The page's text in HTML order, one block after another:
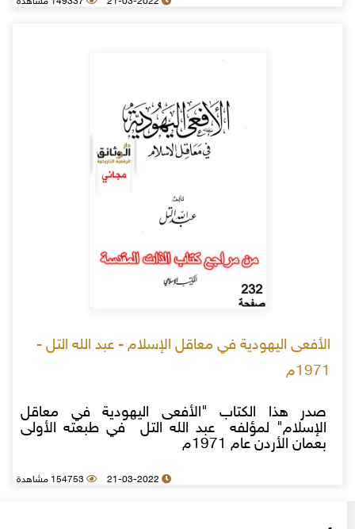
الأفعى اليهودية في معاقل الإسلام - عبد الله التل -
1971م
صدر هذا الكتاب "الأفعى اليهودية في معاقل
الإسلام" لمؤلفه عبد الله التل في طبعته الأولى
بعمان الأردن عام 1971م
21-03-2022 154753 مشاهدة